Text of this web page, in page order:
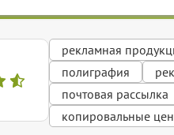
рекламная
полиграфия
почтовая рассылка
копировальные